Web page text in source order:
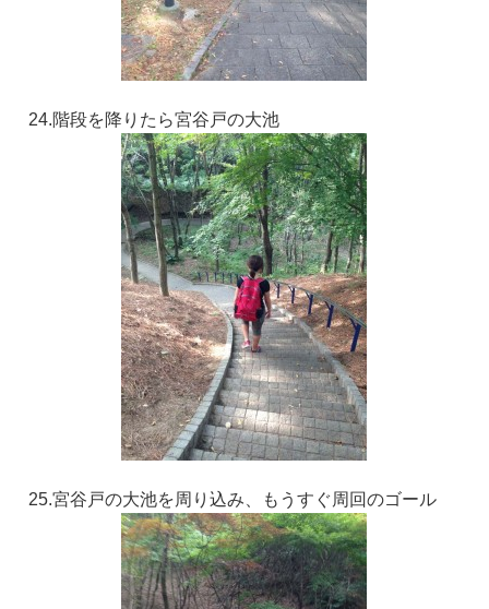
24.階段を降りたら宮谷戸の大池
25.宮谷戸の大池を周り込み、もうすぐ周回のゴール